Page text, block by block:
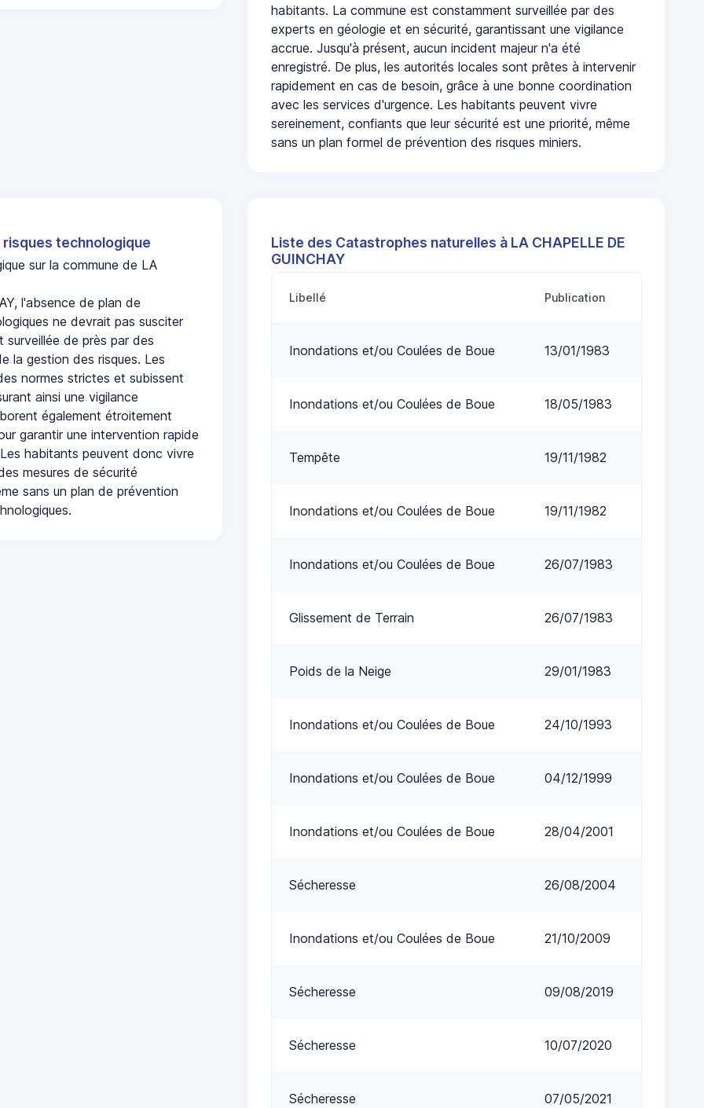
habitants. La commune est constamment surveillée par des
experts en géologie et en sécurité, garantissant une vigilance
accrue. Jusqu'à présent, aucun incident majeur n'a été
enregistré. De plus, les autorités locales sont prêtes à intervenir
rapidement en cas de besoin, grâce à une bonne coordination
avec les services d'urgence. Les habitants peuvent vivre
sereinement, confiants que leur sécurité est une priorité, même
sans un plan formel de prévention des risques miniers.
technologique
sur la commune de LA
l'absence de plan de
ne devrait pas susciter
de près par des
la gestion des risques. Les
normes strictes et subissent
ainsi une vigilance
également étroitement
garantir une intervention rapide
habitants peuvent donc vivre
mesures de sécurité
sans un plan de prévention
Liste des Catastrophes naturelles à LA CHAPELLE DE
GUINCHAY
Libellé Publication
Inondations et/ou Coulées de Boue 13/01/1983
Inondations et/ou Coulées de Boue 18/05/1983
Tempête 19/11/1982
Inondations et/ou Coulées de Boue 19/11/1982
Inondations et/ou Coulées de Boue 26/07/1983
Glissement de Terrain 26/07/1983
Poids de la Neige 29/01/1983
Inondations et/ou Coulées de Boue 24/10/1993
Inondations et/ou Coulées de Boue 04/12/1999
Inondations et/ou Coulées de Boue 28/04/2001
Sécheresse 26/08/2004
Inondations et/ou Coulées de Boue 21/10/2009
Sécheresse 09/08/2019
Sécheresse 10/07/2020
Sécheresse 07/05/2021